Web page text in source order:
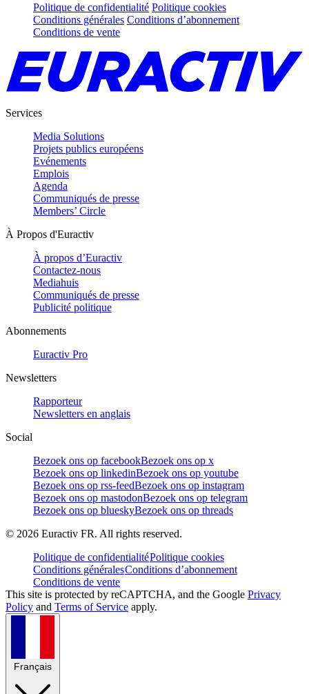
Politique de confidentialité Politique cookies
Conditions générales Conditions d’abonnement
Conditions de vente
Services
Media Solutions
Projets publics européens
Evénements
Emplois
Agenda
Communiqués de presse
Members’ Circle
À Propos d'Euractiv
À propos d’Euractiv
Contactez-nous
Mediahuis
Communiqués de presse
Publicité politique
Abonnements
Euractiv Pro
Newsletters
Rapporteur
Newsletters en anglais
Social
Bezoek ons op facebookBezoek ons op x
Bezoek ons op linkedinBezoek ons op youtube
Bezoek ons op rss-feedBezoek ons op instagram
Bezoek ons op mastodonBezoek ons op telegram
Bezoek ons op blueskyBezoek ons op threads
© 2026 Euractiv FR. All rights reserved.
Politique de confidentialitéPolitique cookies
Conditions généralesConditions d’abonnement
Conditions de vente
This site is protected by reCAPTCHA, and the Google Privacy
Policy and Terms of Service apply.
Français